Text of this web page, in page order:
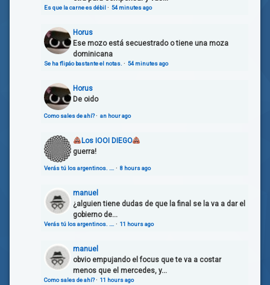
Es que la carne es débil· 54 minutes ago
Horus
Ese mozo está secuestrado o tiene una moza
dominicana
Se ha flipáo bastante el notas. · 54 minutes ago
Horus
De oido
Como sales de ahí?· an hour ago
Los IOOI DIEGO
guerra!
Verás tú los argentinos. …. · 8 hours ago
manuel
¿alguien tiene dudas de que la final se la va a dar el
gobierno de...
Verás tú los argentinos. …. · 11 hours ago
manuel
obvio empujando el focus que te va a costar
menos que el mercedes, y...
Como sales de ahí?· 11 hours ago